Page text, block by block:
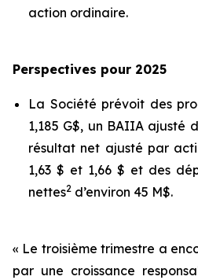
action ordinaire.
Perspectives pour 2025
La Société prévoit des
1,185 G$, un BAIIA ajusté
résultat net ajusté par
1,63 $ et 1,66 $ et des
nettes2 d’environ 45 M$.
« Le troisième trimestre a
par une croissance